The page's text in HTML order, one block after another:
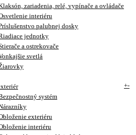
zariadenia, relé, vypínače a ovládače
interiéru
palubnej dosky
jednotky
a ostrekovače
svetlá
+-
systém
exteriéru
interiéru